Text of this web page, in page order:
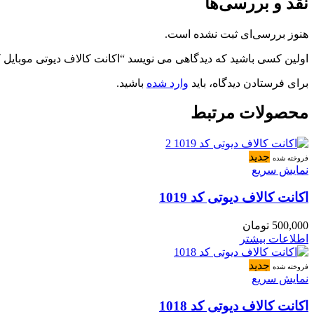
هنوز بررسی‌ای ثبت نشده است.
اولین کسی باشید که دیدگاهی می نویسد “اکانت کالاف دیوتی موبایل کد
برای فرستادن دیدگاه، باید وارد شده باشید.
محصولات مرتبط
فروخته شده جدید
نمایش سریع
اکانت کالاف دیوتی کد 1019
500,000 تومان
اطلاعات بیشتر
فروخته شده جدید
نمایش سریع
اکانت کالاف دیوتی کد 1018